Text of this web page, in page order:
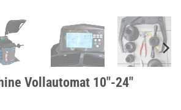
Vollautomat 10″-24″